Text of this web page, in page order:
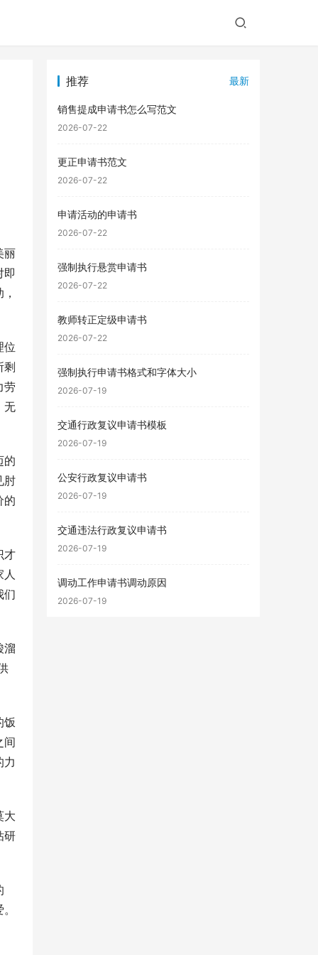
丽
即
位
剩
劳
无
的
肘
的
才
人
们
溜
饭
间
力
大
研
推荐 最新
销售提成申请书怎么写范文
2026-07-22
更正申请书范文
2026-07-22
申请活动的申请书
2026-07-22
强制执行悬赏申请书
2026-07-22
教师转正定级申请书
2026-07-22
强制执行申请书格式和字体大小
2026-07-19
交通行政复议申请书模板
2026-07-19
公安行政复议申请书
2026-07-19
交通违法行政复议申请书
2026-07-19
调动工作申请书调动原因
2026-07-19